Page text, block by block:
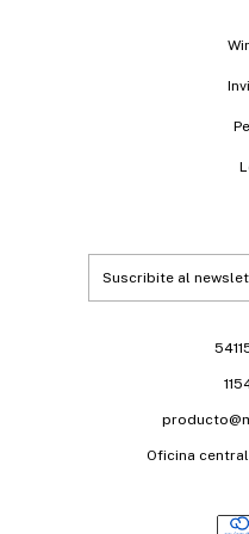
Oficina